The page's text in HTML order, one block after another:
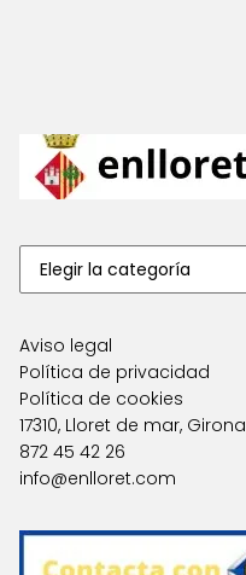
Aviso legal
Política de privacidad
Política de cookies
17310, Lloret de mar, Girona
872 45 42 26
info@enlloret.com